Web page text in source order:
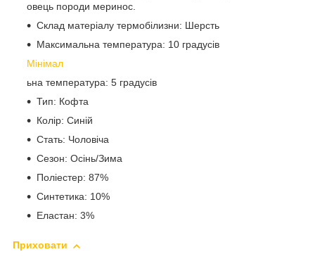
овець породи меринос.
Склад матеріалу термобілизни: Шерсть
Максимальна температура: 10 градусів
Мінімал
ьна температура: 5 градусів
Тип: Кофта
Колір: Синій
Стать: Чоловіча
Сезон: Осінь/Зима
Поліестер: 87%
Синтетика: 10%
Еластан: 3%
Приховати